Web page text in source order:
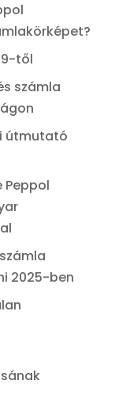
től
számla
útmutató
Peppol
2025-ben